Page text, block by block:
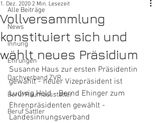
Alle Beiträge
News
Innung
Ehrungen
Dachverband ZVR
Beruf Raumausstatter
Beruf Sattler
Vollversammlung
konstituiert sich und
wählt neues Präsidium
1. Dez. 2020 2 Min. Lesezeit
Susanne Haus zur ersten Präsidentin
gewählt - neuer Vizepräsident ist
Ludwig Held - Bernd Ehinger zum
Ehrenpräsidenten gewählt -
Landesinnungsverband